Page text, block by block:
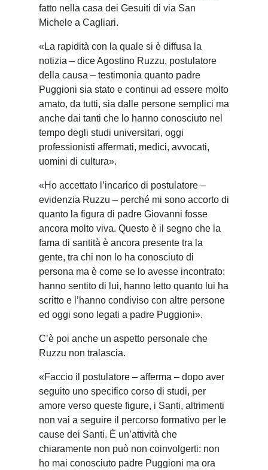
fatto nella casa dei Gesuiti di via San
Michele a Cagliari.
«La rapidità con la quale si è diffusa la
notizia – dice Agostino Ruzzu, postulatore
della causa – testimonia quanto padre
Puggioni sia stato e continui ad essere molto
amato, da tutti, sia dalle persone semplici ma
anche dai tanti che lo hanno conosciuto nel
tempo degli studi universitari, oggi
professionisti affermati, medici, avvocati,
uomini di cultura».
«Ho accettato l’incarico di postulatore –
evidenzia Ruzzu – perché mi sono accorto di
quanto la figura di padre Giovanni fosse
ancora molto viva. Questo è il segno che la
fama di santità è ancora presente tra la
gente, tra chi non lo ha conosciuto di
persona ma è come se lo avesse incontrato:
hanno sentito di lui, hanno letto quanto lui ha
scritto e l’hanno condiviso con altre persone
ed oggi sono legati a padre Puggioni».
C’è poi anche un aspetto personale che
Ruzzu non tralascia.
«Faccio il postulatore – afferma – dopo aver
seguito uno specifico corso di studi, per
amore verso queste figure, i Santi, altrimenti
non vai a seguire il percorso formativo per le
cause dei Santi. È un’attività che
chiaramente non può non coinvolgerti: non
ho mai conosciuto padre Puggioni ma ora